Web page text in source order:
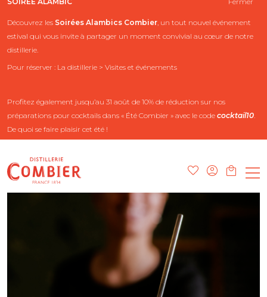
Découvrez les Soirées Alambics Combier, un tout nouvel événement
estival qui vous invite à partager un moment convivial au cœur de notre
distillerie.
Pour réserver : La distillerie > Visites et événements
Profitez également jusqu’au 31 août de 10% de réduction sur nos
préparations pour cocktails dans « Été Combier » avec le code cocktail10.
De quoi se faire plaisir cet été !